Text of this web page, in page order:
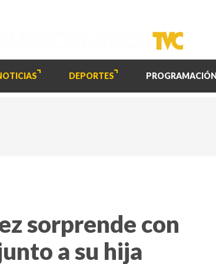
DEPORTES PROGRAMACIÓN
sorprende con
a su hija